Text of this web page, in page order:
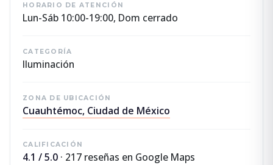
HORARIO DE ATENCIÓN
Lun-Sáb 10:00-19:00, Dom cerrado
CATEGORÍA
Iluminación
ZONA DE UBICACIÓN
Cuauhtémoc, Ciudad de México
CALIFICACIÓN
4.1 / 5.0 · 217 reseñas en Google Maps